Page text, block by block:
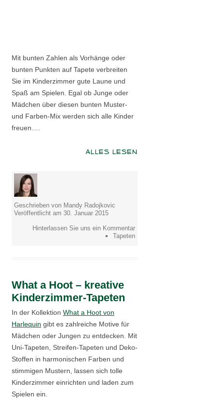
Mit bunten Zahlen als Vorhänge oder
bunten Punkten auf Tapete verbreiten
Sie im Kinderzimmer gute Laune und
Spaß am Spielen. Egal ob Junge oder
Mädchen über diesen bunten Muster-
und Farben-Mix werden sich alle Kinder
freuen….
ALLES LESEN
Geschrieben von Mandy Radojkovic
Veröffentlicht am 30. Januar 2015
Hinterlassen Sie uns ein Kommentar
Tapeten
What a Hoot – kreative
Kinderzimmer-Tapeten
In der Kollektion What a Hoot von
Harlequin gibt es zahlreiche Motive für
Mädchen oder Jungen zu entdecken. Mit
Uni-Tapeten, Streifen-Tapeten und Deko-
Stoffen in harmonischen Farben und
stimmigen Mustern, lassen sich tolle
Kinderzimmer einrichten und laden zum
Spielen ein.